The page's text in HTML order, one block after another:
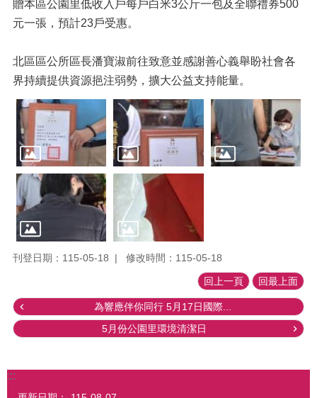
贈本區公園里低收入戶每戶白米3公斤一包及全聯禮券500
元一張，預計23戶受惠。
北區區公所區長潘寶淑前往致意並感謝善心義舉盼社會各
界持續提供資源挹注弱勢，擴大公益支持能量。
刊登日期：115-05-18 修改時間：115-05-18
回上一頁 回最上面
為響應伴你同行 5月17日國際...
5月份公園里環境清潔日
:::